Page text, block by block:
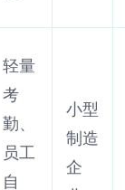
轻量
考
勤、
员工
自
小型
制造
企